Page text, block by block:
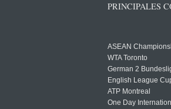
PRINCIPALES
ASEAN
WTA Toronto
German 2
English League
ATP Montreal
One Day